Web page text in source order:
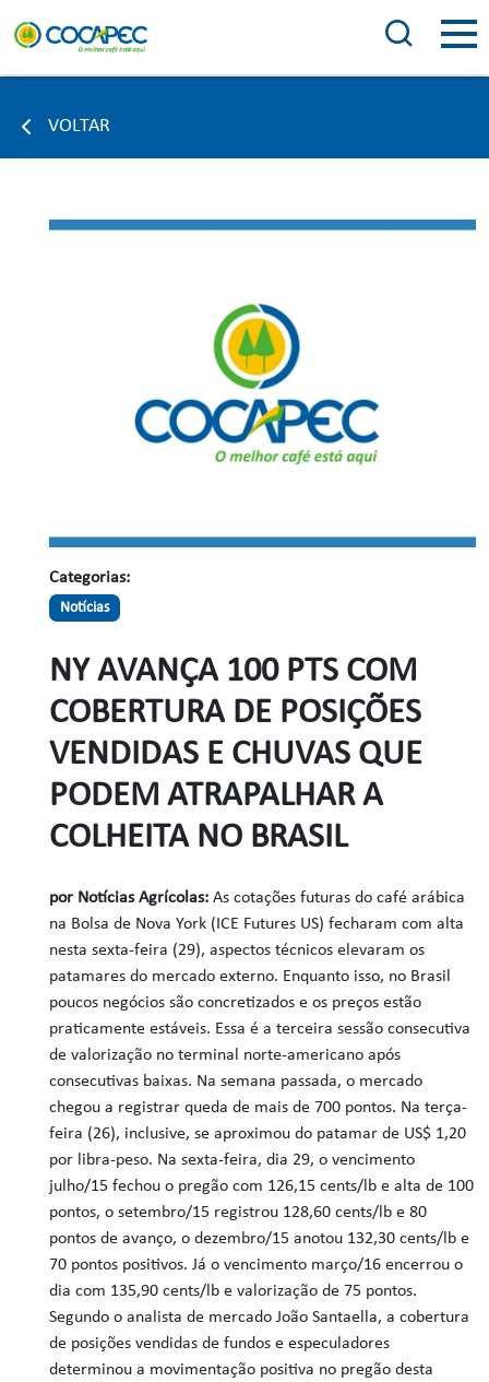
VOLTAR
Categorias:
Notícias
NY AVANÇA 100 PTS COM
COBERTURA DE POSIÇÕES
VENDIDAS E CHUVAS QUE
PODEM ATRAPALHAR A
COLHEITA NO BRASIL
por Notícias Agrícolas: As cotações futuras do café arábica
na Bolsa de Nova York (ICE Futures US) fecharam com alta
nesta sexta-feira (29), aspectos técnicos elevaram os
patamares do mercado externo. Enquanto isso, no Brasil
poucos negócios são concretizados e os preços estão
praticamente estáveis. Essa é a terceira sessão consecutiva
de valorização no terminal norte-americano após
consecutivas baixas. Na semana passada, o mercado
chegou a registrar queda de mais de 700 pontos. Na terça-
feira (26), inclusive, se aproximou do patamar de US$ 1,20
por libra-peso. Na sexta-feira, dia 29, o vencimento
julho/15 fechou o pregão com 126,15 cents/lb e alta de 100
pontos, o setembro/15 registrou 128,60 cents/lb e 80
pontos de avanço, o dezembro/15 anotou 132,30 cents/lb e
70 pontos positivos. Já o vencimento março/16 encerrou o
dia com 135,90 cents/lb e valorização de 75 pontos.
Segundo o analista de mercado João Santaella, a cobertura
de posições vendidas de fundos e especuladores
determinou a movimentação positiva no pregão desta